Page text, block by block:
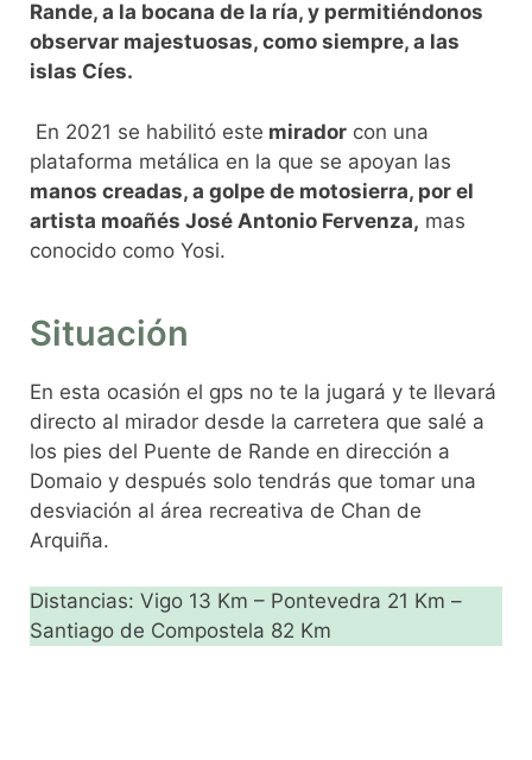
Rande, a la bocana de la ría, y permitiéndonos
observar majestuosas, como siempre, a las
islas Cíes.
En 2021 se habilitó este mirador con una
plataforma metálica en la que se apoyan las
manos creadas, a golpe de motosierra, por el
artista moañés José Antonio Fervenza, mas
conocido como Yosi.
Situación
En esta ocasión el gps no te la jugará y te llevará
directo al mirador desde la carretera que salé a
los pies del Puente de Rande en dirección a
Domaio y después solo tendrás que tomar una
desviación al área recreativa de Chan de
Arquiña.
Distancias: Vigo 13 Km – Pontevedra 21 Km –
Santiago de Compostela 82 Km